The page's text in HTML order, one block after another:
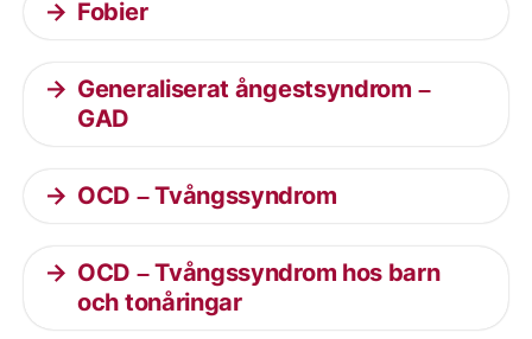
Fobier
Generaliserat ångestsyndrom –
GAD
OCD – Tvångssyndrom
OCD – Tvångssyndrom hos barn
och tonåringar